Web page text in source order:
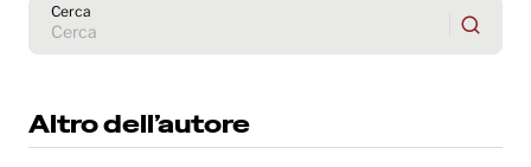
Cerca
Altro dell’autore